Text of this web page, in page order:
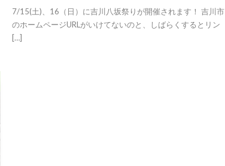
7/15(土)、16（日）に吉川八坂祭りが開催されます！ 吉川市
のホームページURLがいけてないのと、しばらくするとリン
[…]